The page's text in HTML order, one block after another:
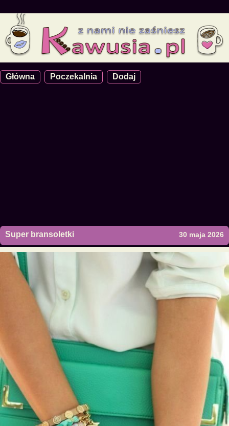
Główna Poczekalnia Dodaj
Super bransoletki 30 maja 2026